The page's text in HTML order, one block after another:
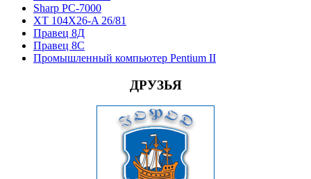
Sharp PC-7000
XT 104X26-A 26/81
Правец 8Д
Правец 8С
Промышленный компьютер Pentium II
ДРУЗЬЯ